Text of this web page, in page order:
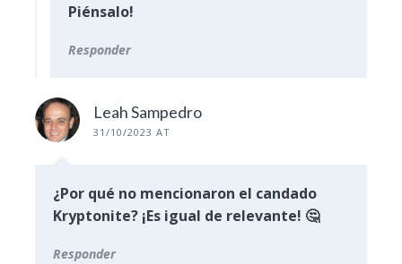
Piénsalo!
Responder
Leah Sampedro
31/10/2023 AT
¿Por qué no mencionaron el candado
Kryptonite? ¡Es igual de relevante! 🤔
Responder